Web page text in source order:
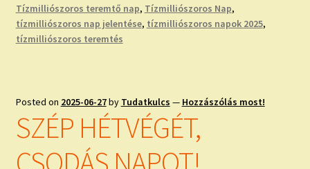
Tízmilliószoros teremtő nap, Tízmilliószoros Nap,
tízmilliószoros nap jelentése, tízmilliószoros napok 2025,
tízmilliószoros teremtés
Posted on 2025-06-27by Tudatkulcs — Hozzászólás most!
SZÉP HÉTVÉGÉT,